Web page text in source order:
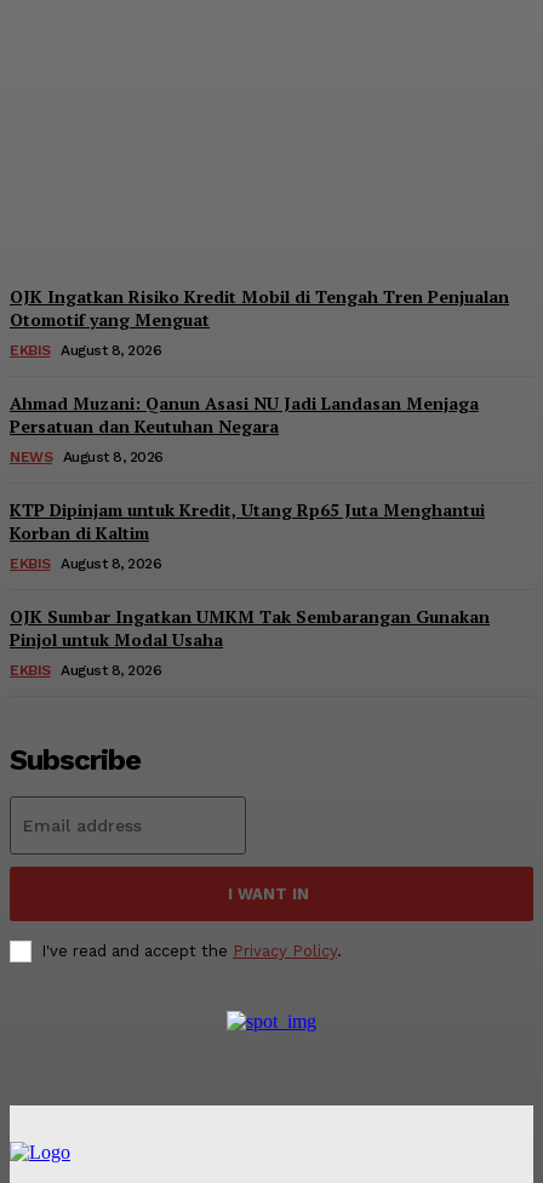
OJK Ingatkan Risiko Kredit Mobil di Tengah Tren Penjualan
Otomotif yang Menguat
EKBIS August 8, 2026
Ahmad Muzani: Qanun Asasi NU Jadi Landasan Menjaga
Persatuan dan Keutuhan Negara
NEWS August 8, 2026
KTP Dipinjam untuk Kredit, Utang Rp65 Juta Menghantui
Korban di Kaltim
EKBIS August 8, 2026
OJK Sumbar Ingatkan UMKM Tak Sembarangan Gunakan
Pinjol untuk Modal Usaha
EKBIS August 8, 2026
Subscribe
I WANT IN
I've read and accept the Privacy Policy.